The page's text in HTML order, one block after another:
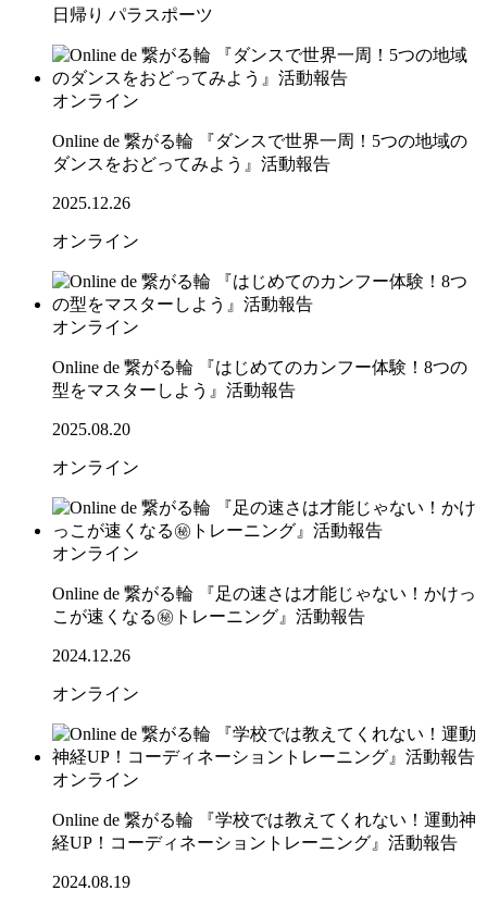
日帰り パラスポーツ
オンライン
Online de 繋がる輪 『ダンスで世界一周！5つの地域の
ダンスをおどってみよう』活動報告
2025.12.26
オンライン
オンライン
Online de 繋がる輪 『はじめてのカンフー体験！8つの
型をマスターしよう』活動報告
2025.08.20
オンライン
オンライン
Online de 繋がる輪 『足の速さは才能じゃない！かけっ
こが速くなる㊙トレーニング』活動報告
2024.12.26
オンライン
オンライン
Online de 繋がる輪 『学校では教えてくれない！運動神
経UP！コーディネーショントレーニング』活動報告
2024.08.19